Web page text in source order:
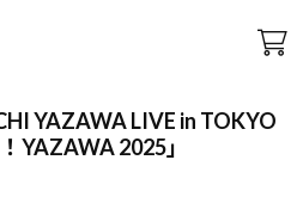
YAZAWA LIVE in TOKYO
YAZAWA 2025」